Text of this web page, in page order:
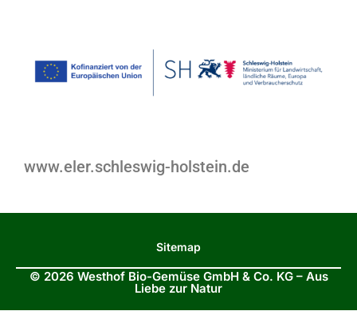
www.eler.schleswig-holstein.de
Sitemap
© 2026 Westhof Bio-Gemüse GmbH & Co. KG – Aus
Liebe zur Natur